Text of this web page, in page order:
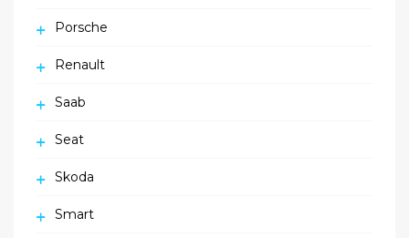
Porsche
Renault
Saab
Seat
Skoda
Smart